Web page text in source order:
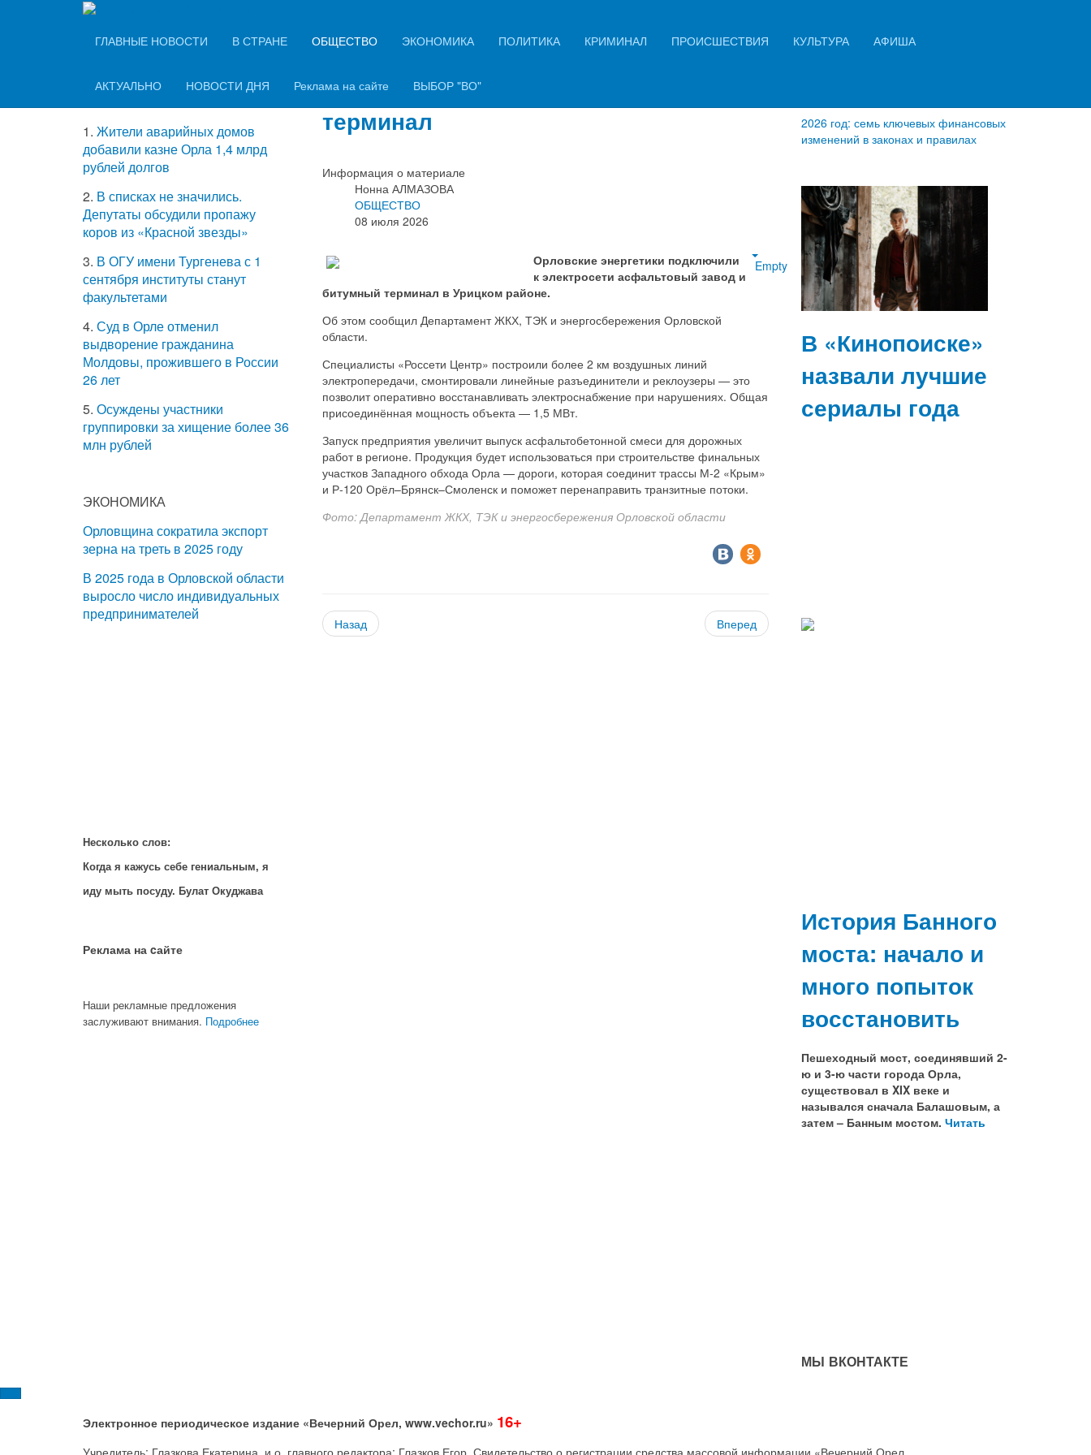
ГЛАВНЫЕ НОВОСТИ
В СТРАНЕ ОБЩЕСТВО ЭКОНОМИКА ПОЛИТИКА КРИМИНАЛ ПРОИСШЕСТВИЯ КУЛЬТУРА АФИША
АКТУАЛЬНО НОВОСТИ ДНЯ Реклама на сайте ВЫБОР "ВО"
Энергетики подключили к сети
асфальтовый завод и битумный
терминал
Информация о материале
Нонна АЛМАЗОВА
ОБЩЕСТВО
08 июля 2026
Empty
Орловские энергетики подключили
к электросети асфальтовый завод и
битумный терминал в Урицком районе.
Об этом сообщил Департамент ЖКХ, ТЭК и энергосбережения Орловской
области.
Специалисты «Россети Центр» построили более 2 км воздушных линий
электропередачи, смонтировали линейные разъединители и реклоузеры — это
позволит оперативно восстанавливать электроснабжение при нарушениях. Общая
присоединённая мощность объекта — 1,5 МВт.
Запуск предприятия увеличит выпуск асфальтобетонной смеси для дорожных
работ в регионе. Продукция будет использоваться при строительстве финальных
участков Западного обхода Орла — дороги, которая соединит трассы М‑2 «Крым»
и Р‑120 Орёл–Брянск–Смоленск и поможет перенаправить транзитные потоки.
Фото: Департамент ЖКХ, ТЭК и энергосбережения Орловской области
Назад Вперед
1. Жители аварийных домов
добавили казне Орла 1,4 млрд
рублей долгов
2. В списках не значились.
Депутаты обсудили пропажу
коров из «Красной звезды»
3. В ОГУ имени Тургенева с 1
сентября институты станут
факультетами
4. Суд в Орле отменил
выдворение гражданина
Молдовы, прожившего в России
26 лет
5. Осуждены участники
группировки за хищение более 36
млн рублей
ЭКОНОМИКА
Орловщина сократила экспорт
зерна на треть в 2025 году
В 2025 года в Орловской области
выросло число индивидуальных
предпринимателей
Несколько слов:
Когда я кажусь себе гениальным, я
иду мыть посуду. Булат Окуджава
Реклама на cайте
Наши рекламные предложения
заслуживают внимания. Подробнее
2026 год: семь ключевых финансовых
изменений в законах и правилах
В «Кинопоиске»
назвали лучшие
сериалы года
История Банного
моста: начало и
много попыток
восстановить
Пешеходный мост, соединявший 2-
ю и 3-ю части города Орла,
существовал в XIX веке и
назывался сначала Балашовым, а
затем – Банным мостом. Читать
МЫ ВКОНТАКТЕ
Электронное периодическое издание «Вечерний Орел, www.vechor.ru» 16+